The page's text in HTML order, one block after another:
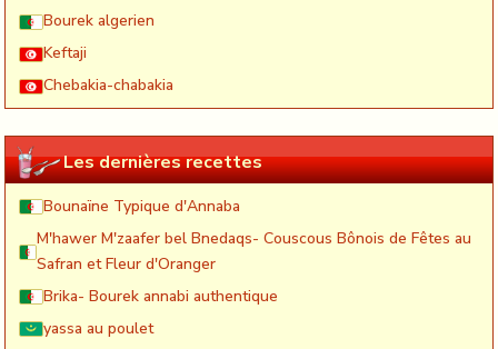
Bourek algerien
Keftaji
Chebakia-chabakia
Les dernières recettes
Bounaïne Typique d'Annaba
M'hawer M'zaafer bel Bnedaqs- Couscous Bônois de Fêtes au
Safran et Fleur d'Oranger
Brika- Bourek annabi authentique
yassa au poulet